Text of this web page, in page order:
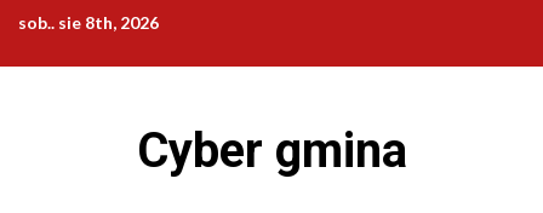
Przejdź
treści
sob.. sie 8th, 2026
Cyber gmina